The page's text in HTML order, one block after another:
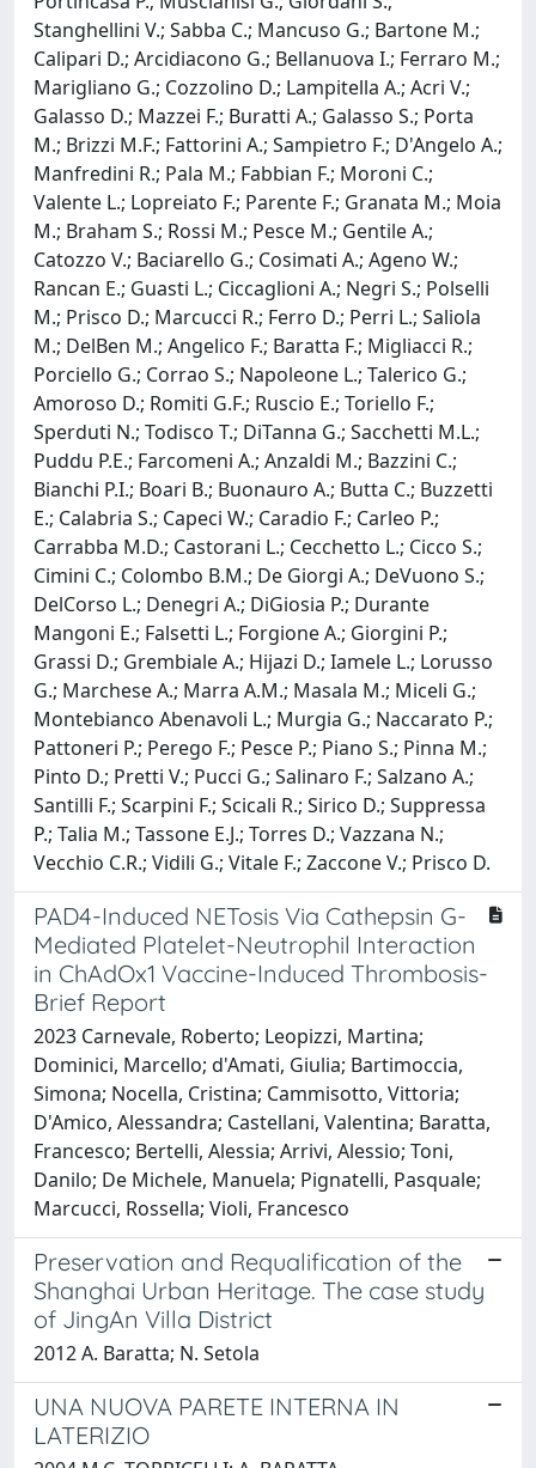
Stanghellini V.; Sabba C.; Mancuso G.; Bartone M.;
Calipari D.; Arcidiacono G.; Bellanuova I.; Ferraro M.;
Marigliano G.; Cozzolino D.; Lampitella A.; Acri V.;
Galasso D.; Mazzei F.; Buratti A.; Galasso S.; Porta
M.; Brizzi M.F.; Fattorini A.; Sampietro F.; D'Angelo A.;
Manfredini R.; Pala M.; Fabbian F.; Moroni C.;
Valente L.; Lopreiato F.; Parente F.; Granata M.; Moia
M.; Braham S.; Rossi M.; Pesce M.; Gentile A.;
Catozzo V.; Baciarello G.; Cosimati A.; Ageno W.;
Rancan E.; Guasti L.; Ciccaglioni A.; Negri S.; Polselli
M.; Prisco D.; Marcucci R.; Ferro D.; Perri L.; Saliola
M.; DelBen M.; Angelico F.; Baratta F.; Migliacci R.;
Porciello G.; Corrao S.; Napoleone L.; Talerico G.;
Amoroso D.; Romiti G.F.; Ruscio E.; Toriello F.;
Sperduti N.; Todisco T.; DiTanna G.; Sacchetti M.L.;
Puddu P.E.; Farcomeni A.; Anzaldi M.; Bazzini C.;
Bianchi P.I.; Boari B.; Buonauro A.; Butta C.; Buzzetti
E.; Calabria S.; Capeci W.; Caradio F.; Carleo P.;
Carrabba M.D.; Castorani L.; Cecchetto L.; Cicco S.;
Cimini C.; Colombo B.M.; De Giorgi A.; DeVuono S.;
DelCorso L.; Denegri A.; DiGiosia P.; Durante
Mangoni E.; Falsetti L.; Forgione A.; Giorgini P.;
Grassi D.; Grembiale A.; Hijazi D.; Iamele L.; Lorusso
G.; Marchese A.; Marra A.M.; Masala M.; Miceli G.;
Montebianco Abenavoli L.; Murgia G.; Naccarato P.;
Pattoneri P.; Perego F.; Pesce P.; Piano S.; Pinna M.;
Pinto D.; Pretti V.; Pucci G.; Salinaro F.; Salzano A.;
Santilli F.; Scarpini F.; Scicali R.; Sirico D.; Suppressa
P.; Talia M.; Tassone E.J.; Torres D.; Vazzana N.;
Vecchio C.R.; Vidili G.; Vitale F.; Zaccone V.; Prisco D.
PAD4-Induced NETosis Via Cathepsin G-
Mediated Platelet-Neutrophil Interaction
in ChAdOx1 Vaccine-Induced Thrombosis-
Brief Report
2023 Carnevale, Roberto; Leopizzi, Martina;
Dominici, Marcello; d'Amati, Giulia; Bartimoccia,
Simona; Nocella, Cristina; Cammisotto, Vittoria;
D'Amico, Alessandra; Castellani, Valentina; Baratta,
Francesco; Bertelli, Alessia; Arrivi, Alessio; Toni,
Danilo; De Michele, Manuela; Pignatelli, Pasquale;
Marcucci, Rossella; Violi, Francesco
Preservation and Requalification of the
Shanghai Urban Heritage. The case study
of JingAn Villa District
2012 A. Baratta; N. Setola
UNA NUOVA PARETE INTERNA IN
LATERIZIO